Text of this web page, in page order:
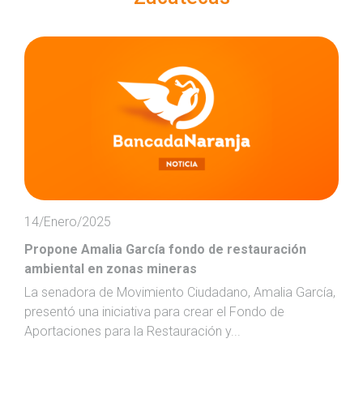
14/Enero/2025
Propone Amalia García fondo de restauración
ambiental en zonas mineras
La senadora de Movimiento Ciudadano, Amalia García,
presentó una iniciativa para crear el Fondo de
Aportaciones para la Restauración y...